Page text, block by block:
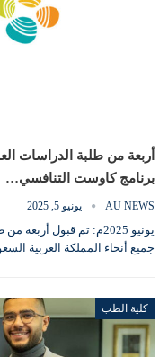
أربعة من طلبة الدراسات
برنامج كاوست التنافسي…
AU NEWS يونيو 5, 2025
يونيو 2025م: تم قبول
جميع أنحاء المملكة العربية
كلية الطب